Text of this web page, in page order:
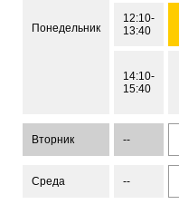
Понедельник
12:10-
13:40
14:10-
15:40
Вторник --
Среда --